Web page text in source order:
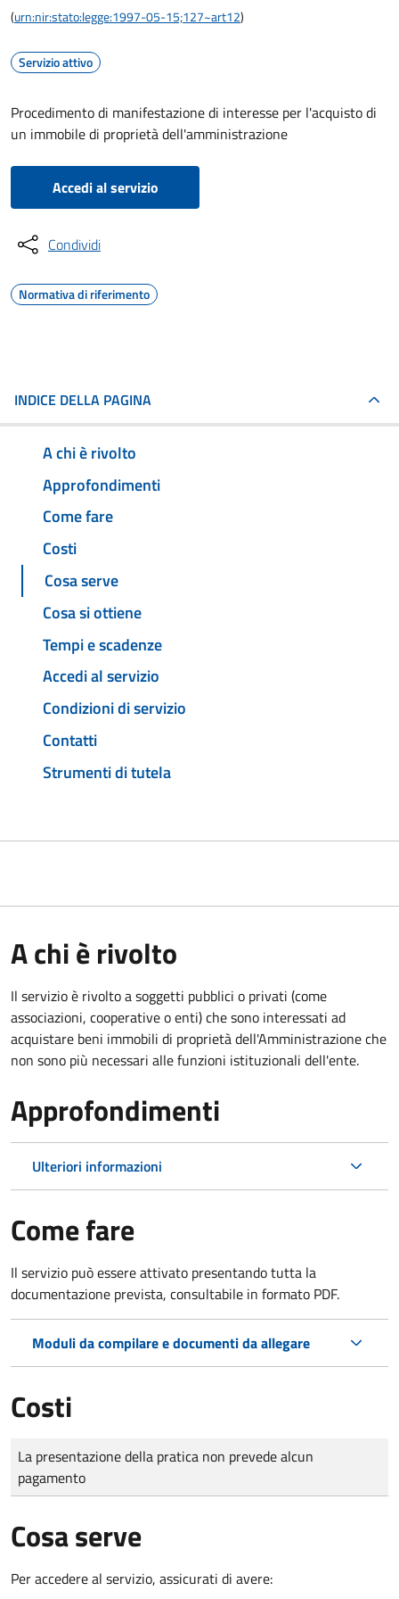
(urn:nir:stato:legge:1997-05-15;127~art12)
Servizio attivo
Procedimento di manifestazione di interesse per l'acquisto di
un immobile di proprietà dell'amministrazione
Accedi al servizio
Condividi
Normativa di riferimento
INDICE DELLA PAGINA
A chi è rivolto
Approfondimenti
Come fare
Costi
Cosa serve
Cosa si ottiene
Tempi e scadenze
Accedi al servizio
Condizioni di servizio
Contatti
Strumenti di tutela
A chi è rivolto
Il servizio è rivolto a soggetti pubblici o privati (come
associazioni, cooperative o enti) che sono interessati ad
acquistare beni immobili di proprietà dell'Amministrazione che
non sono più necessari alle funzioni istituzionali dell'ente.
Approfondimenti
Ulteriori informazioni
Come fare
Il servizio può essere attivato presentando tutta la
documentazione prevista, consultabile in formato PDF.
Moduli da compilare e documenti da allegare
Costi
Tipo di pagamento
Importo
La presentazione della pratica non prevede alcun
pagamento
Cosa serve
Per accedere al servizio, assicurati di avere: